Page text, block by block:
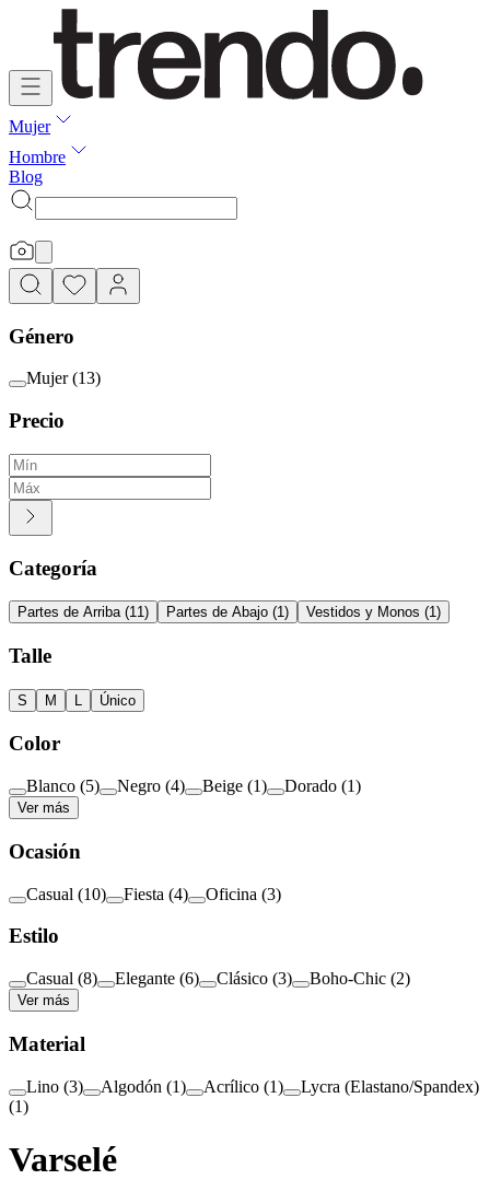
Mujer
Hombre
Blog
Género
Mujer (13)
Precio
Categoría
Partes de Arriba (11) Partes de Abajo (1) Vestidos y Monos (1)
Talle
S M Único
Color
Blanco (5) Negro (4) Beige (1) Dorado (1)
Ver más
Ocasión
Casual (10) Fiesta (4) Oficina (3)
Estilo
Casual (8) Elegante (6) Clásico (3) Boho-Chic (2)
Ver más
Material
Lino (3) Algodón (1) Acrílico (1)
Lycra (Elastano/Spandex)
(1)
Varselé